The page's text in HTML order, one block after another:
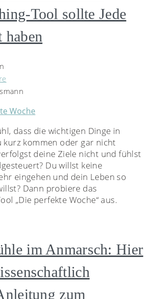
Tool sollte Jede
haben
dass die wichtigen Dinge in
kurz kommen oder gar nicht
deine Ziele nicht und fühlst
Du willst keine
eingehen und dein Leben so
Dann probiere das
„Die perfekte Woche“ aus.
im Anmarsch: Hier
zum